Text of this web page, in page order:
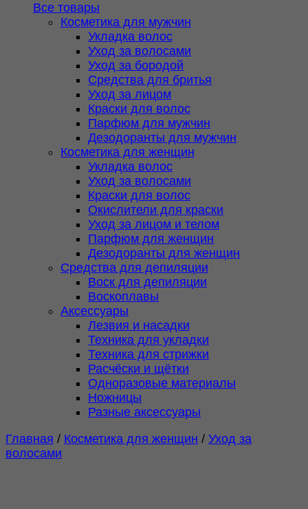
Все товары
Косметика для мужчин
Укладка волос
Уход за волосами
Уход за бородой
Средства для бритья
Уход за лицом
Краски для волос
Парфюм для мужчин
Дезодоранты для мужчин
Косметика для женщин
Укладка волос
Уход за волосами
Краски для волос
Окислители для краски
Уход за лицом и телом
Парфюм для женщин
Дезодоранты для женщин
Средства для депиляции
Воск для депиляции
Воскоплавы
Аксессуары
Лезвия и насадки
Техника для укладки
Техника для стрижки
Расчёски и щётки
Одноразовые материалы
Ножницы
Разные аксессуары
Главная / Косметика для женщин / Уход за
волосами